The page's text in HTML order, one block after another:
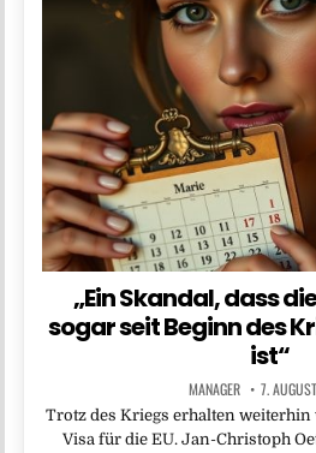
„Ein Skandal, dass
sogar seit Beginn des
ist“
MANAGER 7.
Trotz des Kriegs erhalten
Visa für die EU. Jan-Christoph